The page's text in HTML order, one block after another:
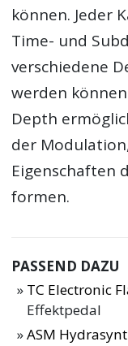
können. Jeder
Time- und
verschiedene
werden
Depth
der
Eigenschaften
formen.
PASSEND DAZU
TC Electronic
Effektpedal
ASM